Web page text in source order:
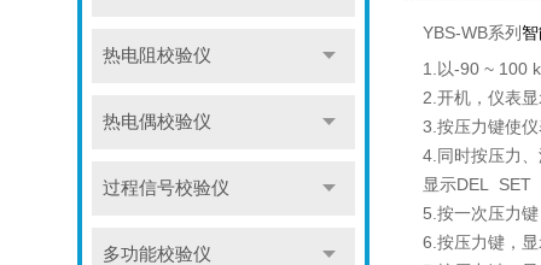
热电阻校验仪
热电偶校验仪
过程信号校验仪
多功能校验仪
YBS-WB系列
1.以-90 ~ 100
2.开机，仪表
3.按压力键使
4.同时按压力
显示DEL SET
5.按一次压力
6.按压力键，